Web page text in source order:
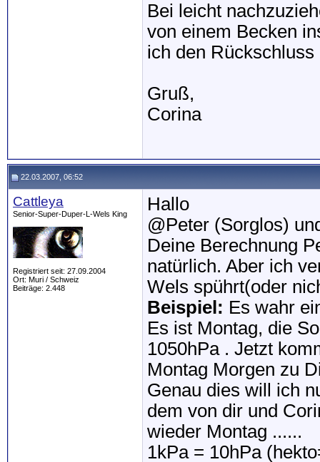
Bei leicht
von einem Becken
ich den
Gruß,
Corina
22.03.2007, 06:52
Cattleya
Senior-Super-Duper-L-Wels King
Registriert seit: 27.09.2004
Ort: Muri / Schweiz
Beiträge: 2.448
Hallo
@Peter (Sorglos)
Deine Berechnung
natürlich. Aber ich
Wels spührt(oder
Beispiel: Es wahr
Es ist Montag, die
1050hPa . Jetzt
Montag Morgen zu
Genau dies will ich
dem von dir und
wieder Montag ......
1kPa = 10hPa